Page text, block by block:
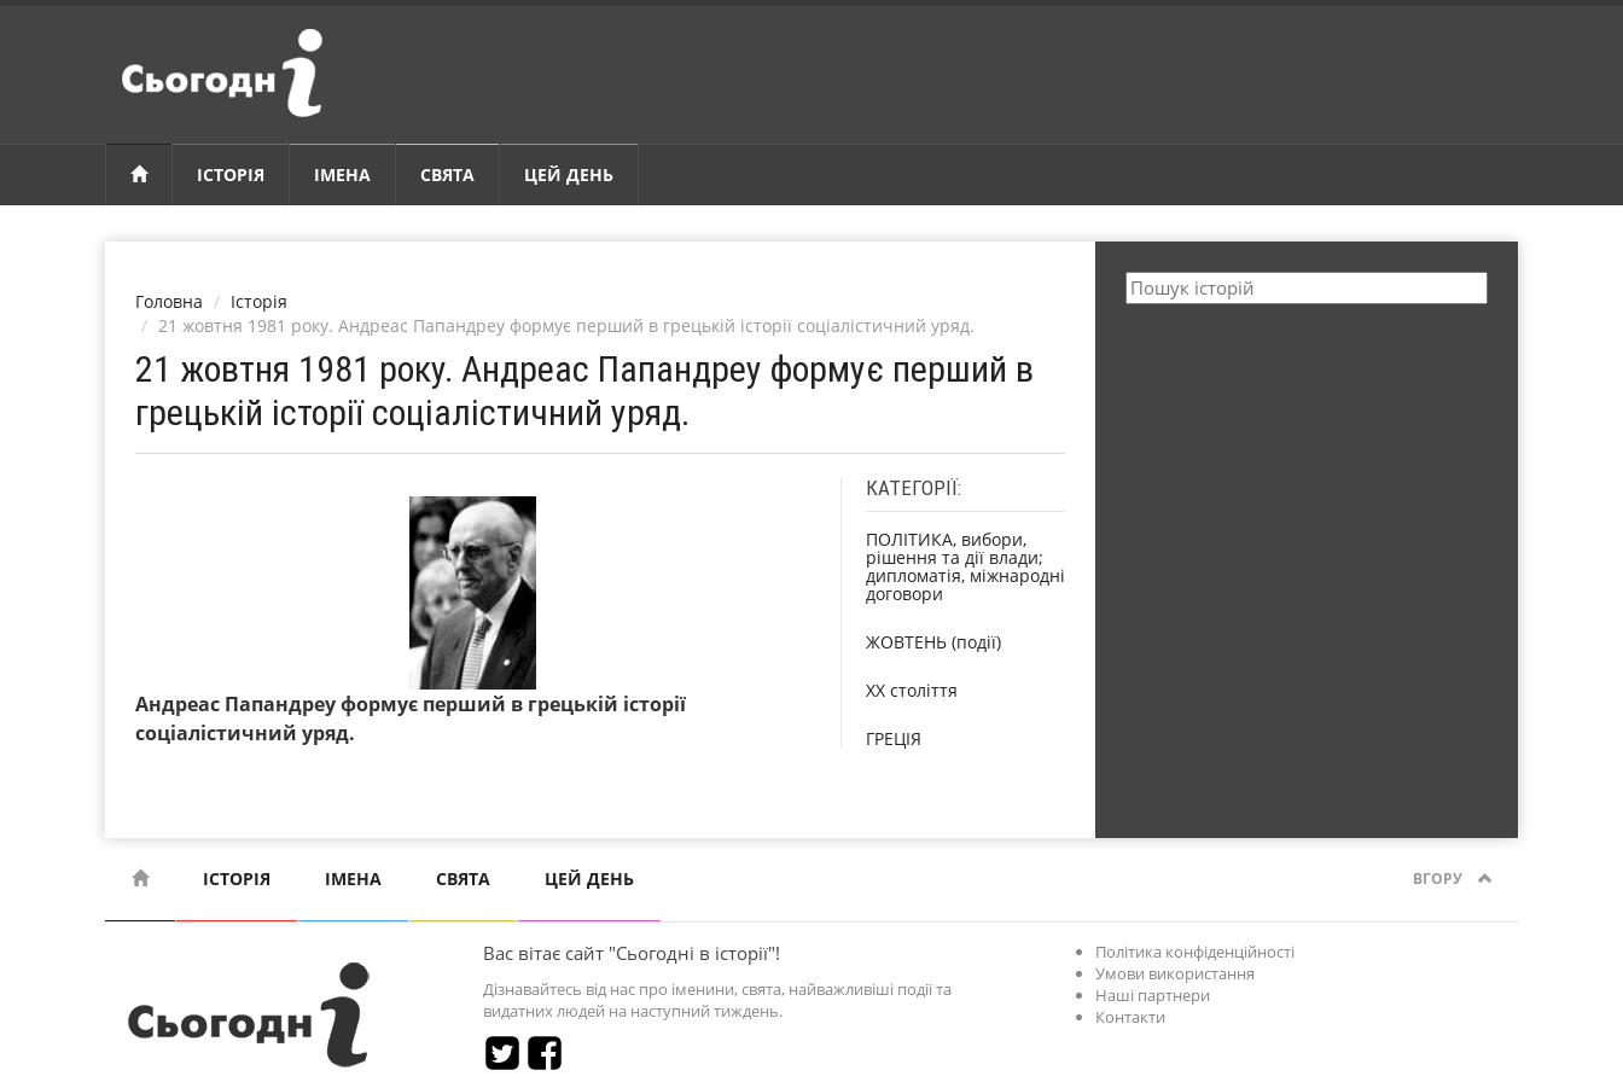
ІСТОРІЯ ІМЕНА СВЯТА ЦЕЙ ДЕНЬ
Головна
Історія
21 жовтня 1981 року. Андреас Папандреу формує перший в грецькій історії соціалістичний уряд.
21 жовтня 1981 року. Андреас Папандреу формує перший в
грецькій історії соціалістичний уряд.
Андреас Папандреу формує перший в грецькій історії
соціалістичний уряд.
КАТЕГОРІЇ:
ПОЛІТИКА, вибори,
рішення та дії влади;
дипломатія, міжнародні
договори
ЖОВТЕНЬ (події)
XX століття
ГРЕЦІЯ
ІСТОРІЯ ІМЕНА СВЯТА ЦЕЙ ДЕНЬ ВГОРУ
Вас вітає сайт "Сьогодні в історії"!
Дізнавайтесь від нас про іменини, свята, найважливіші події та
видатних людей на наступний тиждень.
Політика конфіденційності
Умови використання
Наші партнери
Контакти